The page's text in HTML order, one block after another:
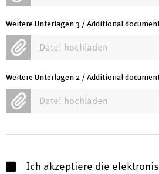
Weitere Unterlagen 3 / Additional
Datei hochladen
Weitere Unterlagen 2 / Additional
Datei hochladen
Ich akzeptiere die